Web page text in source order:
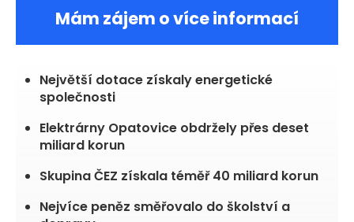
Mám zájem o více informací
CEZ.PR 1 369,00 +0,74 %
Největší dotace získaly energetické
společnosti
Elektrárny Opatovice obdržely přes deset
miliard korun
Skupina ČEZ získala téměř 40 miliard korun